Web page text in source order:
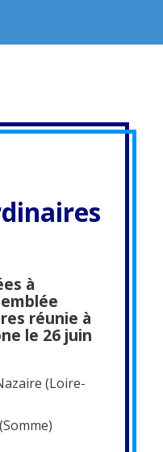
à
réunie à
le 26 juin
(Loire-